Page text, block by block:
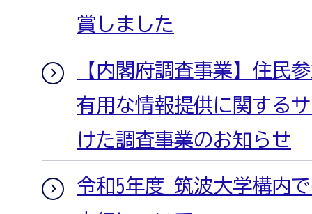
賞しました
【内閣府調査事業】住民
有用な情報提供に関する
けた調査事業のお知らせ
令和5年度 筑波大学構内